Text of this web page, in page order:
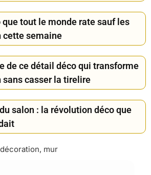
que tout le monde rate sauf les
cette semaine
de ce détail déco qui transforme
casser la tirelire
salon : la révolution déco que
décoration, mur